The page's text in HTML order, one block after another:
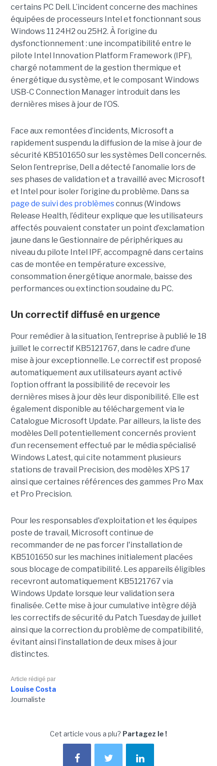
certains PC Dell. L’incident concerne des machines
équipées de processeurs Intel et fonctionnant sous
Windows 11 24H2 ou 25H2. À l’origine du
dysfonctionnement : une incompatibilité entre le
pilote Intel Innovation Platform Framework (IPF),
chargé notamment de la gestion thermique et
énergétique du système, et le composant Windows
USB-C Connection Manager introduit dans les
dernières mises à jour de l’OS.
Face aux remontées d’incidents, Microsoft a
rapidement suspendu la diffusion de la mise à jour de
sécurité KB5101650 sur les systèmes Dell concernés.
Selon l’entreprise, Dell a détecté l’anomalie lors de
ses phases de validation et a travaillé avec Microsoft
et Intel pour isoler l’origine du problème. Dans sa
page de suivi des problèmesconnus (Windows
Release Health, l’éditeur explique que les utilisateurs
affectés pouvaient constater un point d’exclamation
jaune dans le Gestionnaire de périphériques au
niveau du pilote Intel IPF, accompagné dans certains
cas de montée en température excessive,
consommation énergétique anormale, baisse des
performances ou extinction soudaine du PC.
Un correctif diffusé en urgence
Pour remédier à la situation, l’entreprise à publié le 18
juillet le correctif KB5121767, dans le cadre d’une
mise à jour exceptionnelle. Le correctif est proposé
automatiquement aux utilisateurs ayant activé
l’option offrant la possibilité de recevoir les
dernières mises à jour dès leur disponibilité. Elle est
également disponible au téléchargement via le
Catalogue Microsoft Update. Par ailleurs, la liste des
modèles Dell potentiellement concernés provient
d’un recensement effectué par le média spécialisé
Windows Latest, qui cite notamment plusieurs
stations de travail Precision, des modèles XPS 17
ainsi que certaines références des gammes Pro Max
et Pro Precision.
Pour les responsables d'exploitation et les équipes
poste de travail, Microsoft continue de
recommander de ne pas forcer l'installation de
KB5101650 sur les machines initialement placées
sous blocage de compatibilité. Les appareils éligibles
recevront automatiquement KB5121767 via
Windows Update lorsque leur validation sera
finalisée. Cette mise à jour cumulative intègre déjà
les correctifs de sécurité du Patch Tuesday de juillet
ainsi que la correction du problème de compatibilité,
évitant ainsi l’installation de deux mises à jour
distinctes.
Article rédigé par
Louise Costa
Journaliste
Cet article vous a plu? Partagez le !